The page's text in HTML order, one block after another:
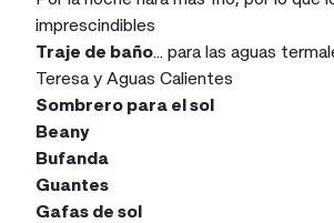
imprescindibles
Traje de baño... para las aguas
Teresa y Aguas Calientes
Sombrero para el sol
Beany
Bufanda
Guantes
Gafas de sol